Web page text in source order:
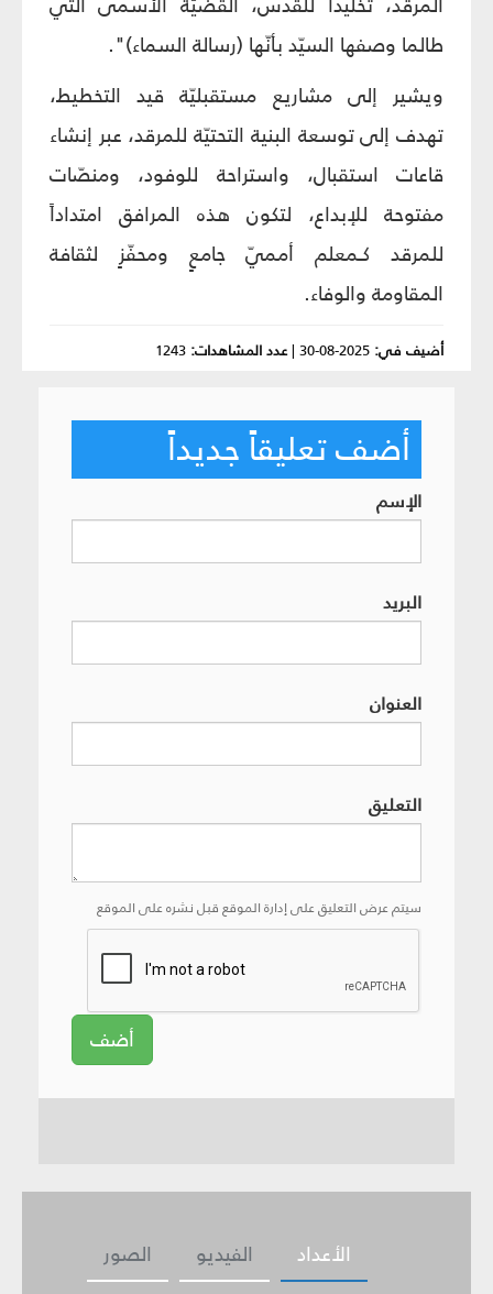
طالما وصفها السيّد بأنّها (رسالة السماء)".
ويشير إلى مشاريع مستقبليّة قيد التخطيط،
تهدف إلى توسعة البنية التحتيّة للمرقد، عبر إنشاء
قاعات استقبال، واستراحة للوفود، ومنصّات
مفتوحة للإبداع، لتكون هذه المرافق امتداداً
للمرقد كـمعلم أمميّ جامعٍ ومحفّزٍ لثقافة
المقاومة والوفاء.
أضيف في: 2025-08-30
|عدد المشاهدات: 1243
أضف تعليقاً جديداً
الإسم
البريد
العنوان
التعليق
سيتم عرض التعليق على إدارة الموقع قبل نشره على الموقع
أضف
الصور الفيديو الأعداد